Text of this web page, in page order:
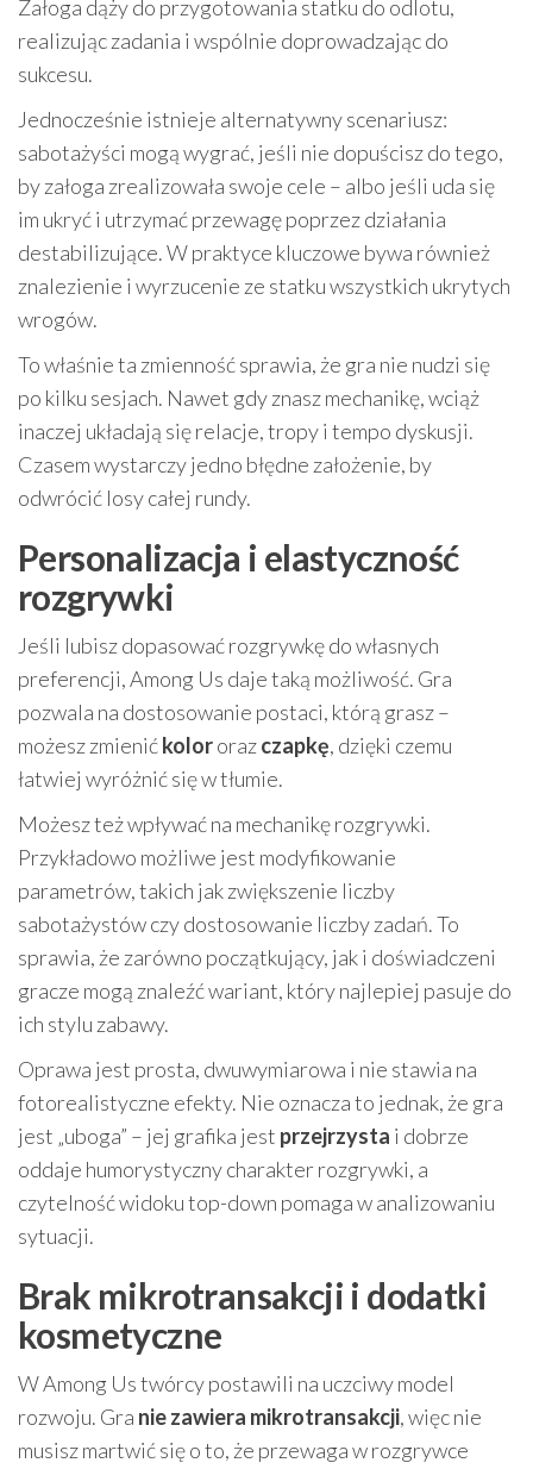
Załoga dąży do przygotowania statku do odlotu,
realizując zadania i wspólnie doprowadzając do
sukcesu.
Jednocześnie istnieje alternatywny scenariusz:
sabotażyści mogą wygrać, jeśli nie dopuścisz do tego,
by załoga zrealizowała swoje cele – albo jeśli uda się
im ukryć i utrzymać przewagę poprzez działania
destabilizujące. W praktyce kluczowe bywa również
znalezienie i wyrzucenie ze statku wszystkich ukrytych
wrogów.
To właśnie ta zmienność sprawia, że gra nie nudzi się
po kilku sesjach. Nawet gdy znasz mechanikę, wciąż
inaczej układają się relacje, tropy i tempo dyskusji.
Czasem wystarczy jedno błędne założenie, by
odwrócić losy całej rundy.
Personalizacja i elastyczność
rozgrywki
Jeśli lubisz dopasować rozgrywkę do własnych
preferencji, Among Us daje taką możliwość. Gra
pozwala na dostosowanie postaci, którą grasz –
możesz zmienićkolororazczapkę, dzięki czemu
łatwiej wyróżnić się w tłumie.
Możesz też wpływać na mechanikę rozgrywki.
Przykładowo możliwe jest modyfikowanie
parametrów, takich jak zwiększenie liczby
sabotażystów czy dostosowanie liczby zadań. To
sprawia, że zarówno początkujący, jak i doświadczeni
gracze mogą znaleźć wariant, który najlepiej pasuje do
ich stylu zabawy.
Oprawa jest prosta, dwuwymiarowa i nie stawia na
fotorealistyczne efekty. Nie oznacza to jednak, że gra
jest „uboga” – jej grafika jest przejrzysta i dobrze
oddaje humorystyczny charakter rozgrywki, a
czytelność widoku top-down pomaga w analizowaniu
sytuacji.
Brak mikrotransakcji i dodatki
kosmetyczne
W Among Us twórcy postawili na uczciwy model
rozwoju. Gra nie zawiera mikrotransakcji, więc nie
musisz martwić się o to, że przewaga w rozgrywce